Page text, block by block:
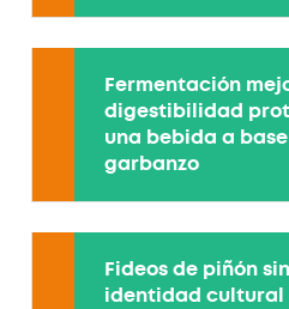
Fermentación
digestibilidad
una bebida a base de quinoa-
garbanzo
Fideos de piñón
identidad cultural